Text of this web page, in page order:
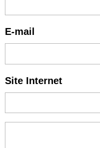
E-mail
Site Internet